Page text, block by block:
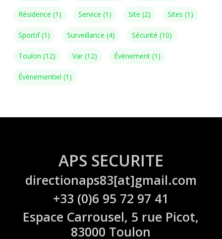
Résidence (1) Service (1) Site (2) Sites (1)
Sportif(1) Surveillance (4) Sécurité (10)
Toulon (12) Var(12) Évènement(1)
Évènementiel (1)
APS SECURITE
directionaps83[at]gmail.com
+33 (0)6 95 72 97 41
Espace Carrousel, 5 rue Picot,
83000 Toulon